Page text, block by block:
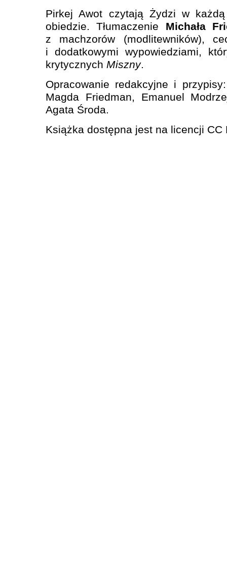
Pirkej Awot czytają Żydzi w
obiedzie. Tłumaczenie Michała
z machzorów (modlitewników),
i dodatkowymi wypowiedziami,
krytycznych Miszny.
Opracowanie redakcyjne i
Magda Friedman, Emanuel
Agata Środa.
Książka dostępna jest na licencji CC